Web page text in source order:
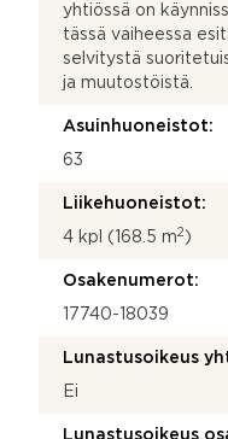
yhtiössä on
tässä vaiheessa
selvitystä
ja muutostöistä.
Asuinhuoneistot:
63
Liikehuoneistot:
4 kpl (168.5 m2 )
Osakenumerot:
17740-18039
Lunastusoikeus
Ei
Lunastusoikeus